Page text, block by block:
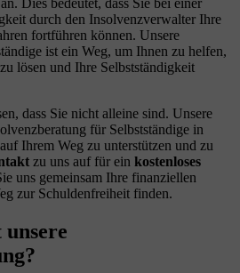
Dies bedeutet, dass Sie bei einer
durch den Insolvenzverwalter Ihre
fortführen können. Unsere
ist ein Weg, um Ihnen zu helfen,
lösen und Ihre Selbstständigkeit
dass Sie nicht alleine sind. Unsere
für Selbstständige in
Ihrem Weg zu unterstützen und zu
zu uns auf für ein kostenloses
uns gemeinsam Ihre finanziellen
zur Schuldenfreiheit finden.